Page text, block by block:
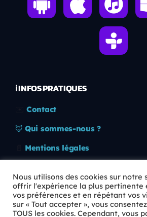
ℹ️ INFOS PRATIQUES
Contact
🦊 Qui sommes-nous ?
Mentions légales
🛡️ RGPD
Copyright © 2026 Animkids. Tous
Nous utilisons des cookies sur notre
offrir l'expérience la plus pertinente
vos préférences et en répétant vos
sur « Tout accepter », vous
TOUS les cookies. Cependant, vous